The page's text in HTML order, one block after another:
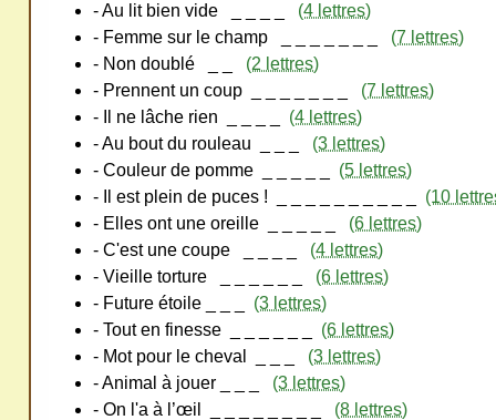
- Au lit bien vide
(4 lettres)
- Femme sur le champ
(7 lettres)
- Non doublé
(2 lettres)
- Prennent un coup
(7 lettres)
- Il ne lâche rien
(4 lettres)
- Au bout du rouleau
(3 lettres)
- Couleur de pomme
(5 lettres)
- Il est plein de puces !
(10
- Elles ont une oreille
(6 lettres)
- C'est une coupe
(4 lettres)
- Vieille torture
(6 lettres)
- Future étoile _
(3 lettres)
- Tout en finesse
(6 lettres)
- Mot pour le cheval
(3 lettres)
- Animal à jouer
(3 lettres)
- On l'a à l’œil
(8 lettres)